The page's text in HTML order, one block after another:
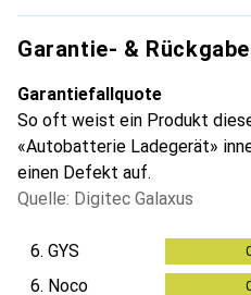
Garantie- &
Garantiefallquote
So oft weist ein Produkt
«Autobatterie Ladegerät»
einen Defekt auf.
Quelle: Digitec Galaxus
6. GYS
6. Noco